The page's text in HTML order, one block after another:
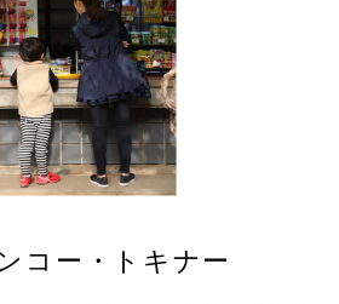
コー・トキナー